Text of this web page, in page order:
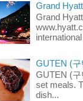
Grand
Grand
GUTEN (구
GUTEN (구
set meals.
dish...